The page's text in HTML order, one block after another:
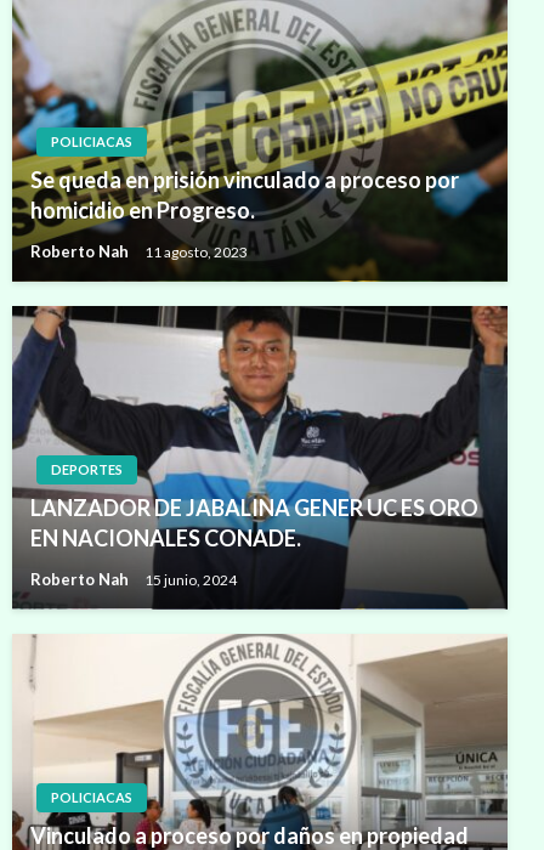
POLICIACAS
Se queda en prisión vinculado a proceso por
homicidio en Progreso.
Roberto Nah 11 agosto, 2023
DEPORTES
LANZADOR DE JABALINA GENER UC ES ORO
EN NACIONALES CONADE.
Roberto Nah 15 junio, 2024
POLICIACAS
Vinculado a proceso por daños en propiedad